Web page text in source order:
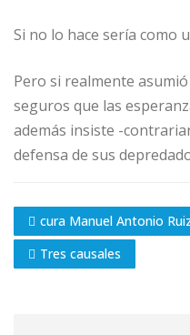
Si no lo hace sería como
Pero si realmente
seguros que las
además insiste -
defensa de sus
cura Manuel Antonio
Tres causales